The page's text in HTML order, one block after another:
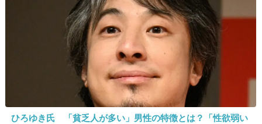
2016/04/27(水) 18:21:07
今市さん笑顔いい可愛い
+1305 -186
ひろゆき氏 「貧乏人が多い」男性の特徴とは？「性欲弱い